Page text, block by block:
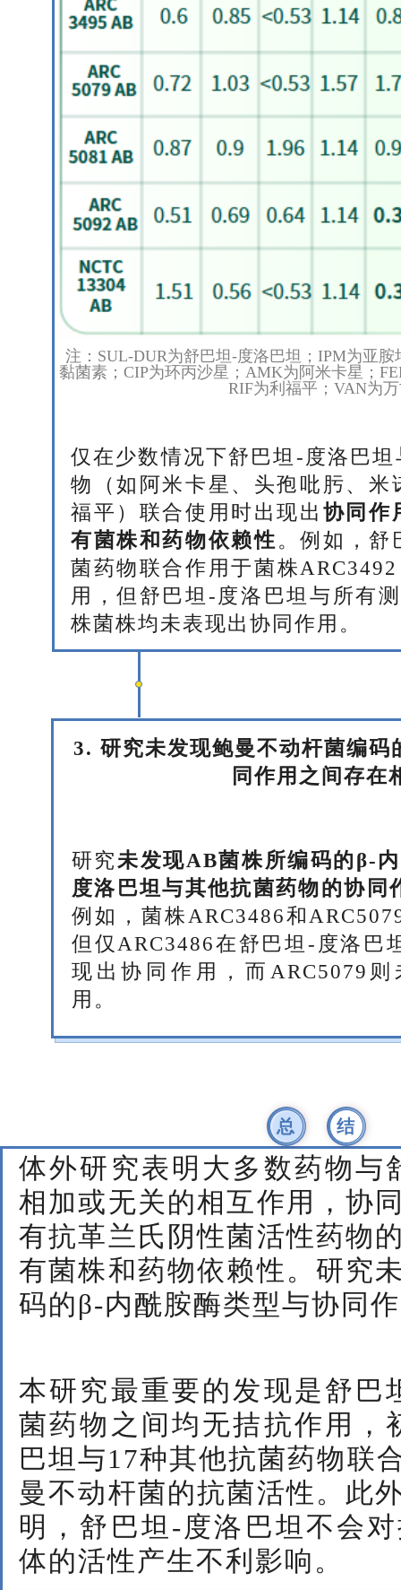
注：SUL-DUR为舒巴坦-度洛巴坦；IPM为亚
黏菌素；CIP为环丙沙星；AMK为阿米卡星；
RIF为利福平；VAN为
仅在少数情况下舒巴坦-度洛巴
物（如阿米卡星、头孢吡肟、米
福平）联合使用时出现出 协同作
有菌株和药物依赖性 。例如，舒
菌药物联合作用于菌株
用，但舒巴坦-度洛巴坦与所有
株菌株均未表现出协同作用。
3. 研究未发现鲍曼不动杆菌编码
同作用之间存在
研究未发现AB菌株所编码的β-
度洛巴坦与其他抗菌药物的协同
例如，菌株ARC3486和
但仅ARC3486在舒巴坦-度洛巴
现出协同作用，而ARC5079
用。
总 结
体外研究表明大多数药物与
相加或无关的相互作用，协
有抗革兰氏阴性菌活性药物
有菌株和药物依赖性。研究
码的β-内酰胺酶类型与协同
本研究最重要的发现是舒巴
菌药物之间均无拮抗作用，
巴坦与17种其他抗菌药物联
曼不动杆菌的抗菌活性。此
明，舒巴坦-度洛巴坦不会
体的活性产生不利影响。